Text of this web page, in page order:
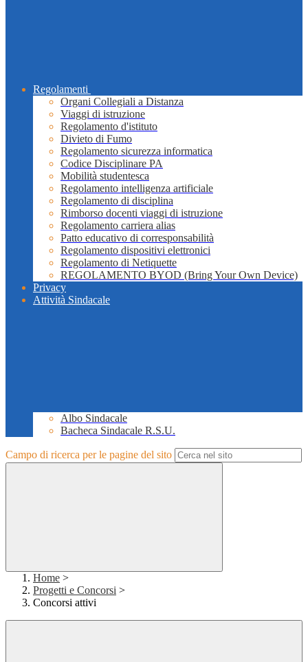
Regolamenti
Organi Collegiali a Distanza
Viaggi di istruzione
Regolamento d'istituto
Divieto di Fumo
Regolamento sicurezza informatica
Codice Disciplinare PA
Mobilità studentesca
Regolamento intelligenza artificiale
Regolamento di disciplina
Rimborso docenti viaggi di istruzione
Regolamento carriera alias
Patto educativo di corresponsabilità
Regolamento dispositivi elettronici
Regolamento di Netiquette
REGOLAMENTO BYOD (Bring Your Own Device)
Privacy
Attività Sindacale
Albo Sindacale
Bacheca Sindacale R.S.U.
Campo di ricerca per le pagine del sito
Home >
Progetti e Concorsi >
Concorsi attivi